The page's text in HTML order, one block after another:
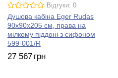
Відгуки: 0
Душова кабіна Eger Rudas
90х90х205 см, права на
мілкому піддоні з сифоном
599-001/R
27 567 грн